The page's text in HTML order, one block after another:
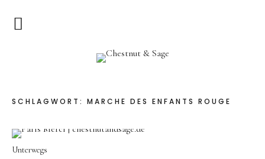
Chestnut & SageHome
Herzlich Willkommen
SCHLAGWORT: MARCHÉ DES ENFANTS ROUGE
Unterwegs